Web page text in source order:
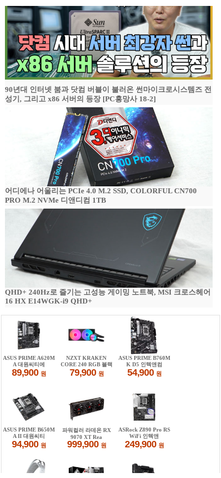
90년대 인터넷 붐과 닷컴 버블이 불러온 썬마이크로시스템즈 전
성기, 그리고 x86 서버의 등장 [PC흥망사 18-2]
어디에나 어울리는 PCIe 4.0 M.2 SSD, COLORFUL CN700
PRO M.2 NVMe 디앤디컴 1TB
QHD+ 240Hz로 즐기는 고성능 게이밍 노트북, MSI 크로스헤어
16 HX E14WGK-i9 QHD+